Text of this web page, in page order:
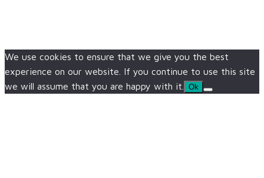
We use cookies to ensure that we give you the best
experience on our website. If you continue to use this site
we will assume that you are happy with it.
Ok